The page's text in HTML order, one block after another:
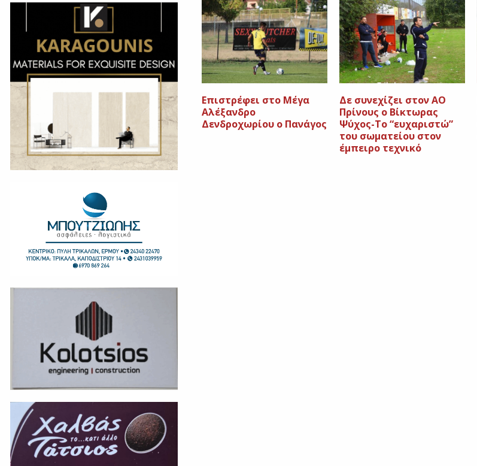
Επιστρέφει στο Μέγα
Αλέξανδρο
Δενδροχωρίου ο Πανάγος
Δε συνεχίζει στον ΑΟ
Πρίνους ο Βίκτωρας
Ψύχος-Το “ευχαριστώ”
του σωματείου στον
έμπειρο τεχνικό